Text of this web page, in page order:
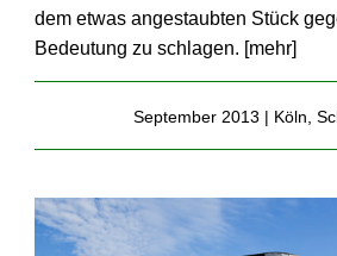
dem etwas angestaubten Stück
Bedeutung zu schlagen. [mehr]
September 2013 | Köln ,